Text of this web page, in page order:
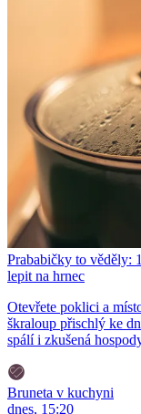
Prababičky to věděly:
lepit na hrnec
Otevřete poklici a
škraloup přischlý ke
spálí i zkušená
Bruneta v kuchyni
dnes, 15:20